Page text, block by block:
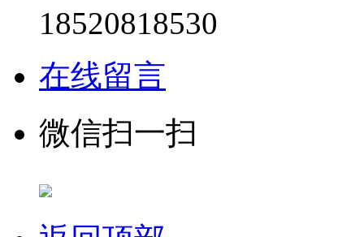
18520818530
在线留言
微信扫一扫